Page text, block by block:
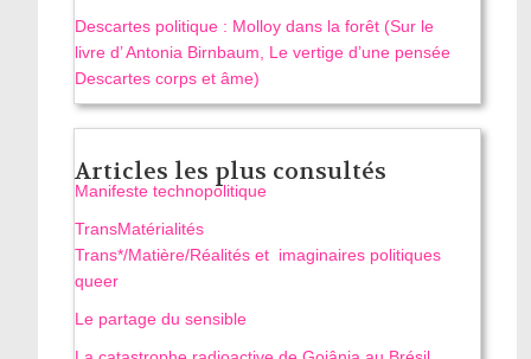
Descartes politique : Molloy dans la forêt (Sur le
livre d’ Antonia Birnbaum, Le vertige d’une pensée
Descartes corps et âme)
Articles les plus consultés
Manifeste technopolitique
TransMatérialités
Trans*/Matière/Réalités et imaginaires politiques
queer
Le partage du sensible